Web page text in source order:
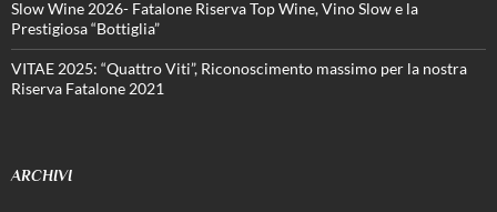
Slow Wine 2026- Fatalone Riserva Top Wine, Vino Slow e la
Prestigiosa “Bottiglia”
VITAE 2025: “Quattro Viti”, Riconoscimento massimo per la nostra
Riserva Fatalone 2021
ARCHIVI